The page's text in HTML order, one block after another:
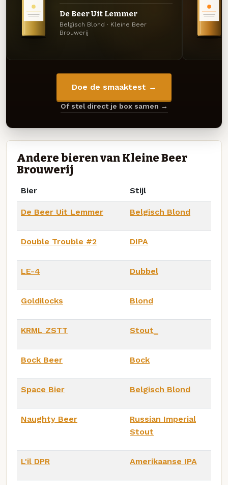
De Beer Uit Lemmer
Belgisch Blond · Kleine Beer
Brouwerij
Doe de smaaktest →
Of stel direct je box samen →
Andere bieren van Kleine Beer
Brouwerij
Bier Stijl
De Beer Uit Lemmer Belgisch Blond
Double Trouble #2 DIPA
LE-4 Dubbel
Goldilocks Blond
KRML ZSTT Stout_
Bock Beer Bock
Space Bier Belgisch Blond
Naughty Beer
Russian Imperial
Stout
L'il DPR Amerikaanse IPA